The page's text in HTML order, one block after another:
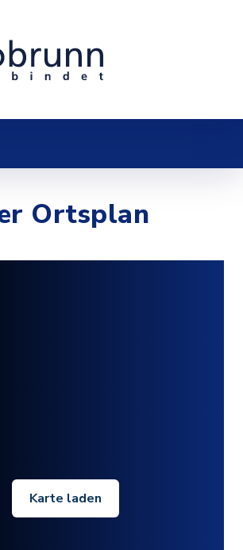
Ortsplan
Karte laden